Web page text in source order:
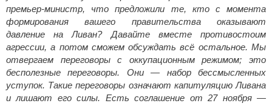
премьер‑министр, что предложили те, кто с момента
формирования вашего правительства оказывают
давление на Ливан? Давайте вместе противостоим
агрессии, а потом сможем обсуждать всё остальное. Мы
отвергаем переговоры с оккупационным режимом; это
бесполезные переговоры. Они — набор бессмысленных
уступок. Такие переговоры означают капитуляцию Ливана
и лишают его силы. Есть соглашение от 27 ноября —